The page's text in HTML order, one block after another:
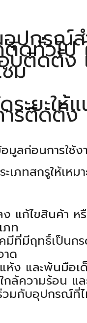
อุปกรณ์
ดทั่วไป
บติดตั้ง
ม
ระยะให้
รติดตั้ง
มูลก่อนการใช้ง
เภทสกรูให้เหม
แก้ไขสินค้า หรื
ภท
คมีที่มีฤทธิ์เป็นก
าด
ห้ง และพ้นมือเ
กล้ความร้อน แล
วมกับอุปกรณ์ที่